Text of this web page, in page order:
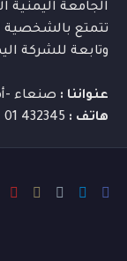
الجامعة
تتمتع بالشخصية
وتابعة للشركة
عنواننا : صنعاء -
هاتف :